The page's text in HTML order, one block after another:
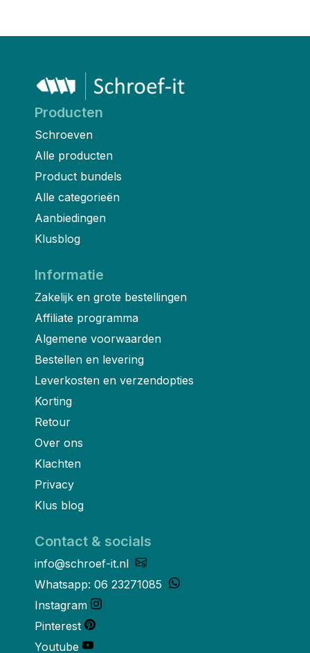
Producten
Schroeven
Alle producten
Product bundels
Alle categorieën
Aanbiedingen
Klusblog
Informatie
Zakelijk en grote bestellingen
Affiliate programma
Algemene voorwaarden
Bestellen en levering
Leverkosten en verzendopties
Korting
Retour
Over ons
Klachten
Privacy
Klus blog
Contact & socials
info@schroef-it.nl
Whatsapp: 06 23271085
Instagram
Pinterest
Youtube